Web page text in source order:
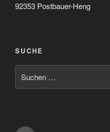
92353 Postbauer-Heng
SUCHE
nach: